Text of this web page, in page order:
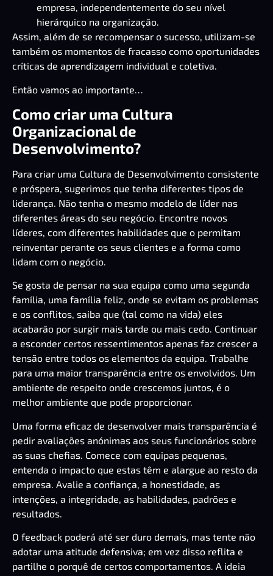
empresa, independentemente do seu nível
hierárquico na organização.
Assim, além de se recompensar o sucesso, utilizam-se
também os momentos de fracasso como oportunidades
críticas de aprendizagem individual e coletiva.
Então vamos ao importante…
Como criar uma Cultura
Organizacional de
Desenvolvimento?
Para criar uma Cultura de Desenvolvimento consistente
e próspera, sugerimos que tenha diferentes tipos de
liderança. Não tenha o mesmo modelo de líder nas
diferentes áreas do seu negócio. Encontre novos
líderes, com diferentes habilidades que o permitam
reinventar perante os seus clientes e a forma como
lidam com o negócio.
Se gosta de pensar na sua equipa como uma segunda
família, uma família feliz, onde se evitam os problemas
e os conflitos, saiba que (tal como na vida) eles
acabarão por surgir mais tarde ou mais cedo. Continuar
a esconder certos ressentimentos apenas faz crescer a
tensão entre todos os elementos da equipa. Trabalhe
para uma maior transparência entre os envolvidos. Um
ambiente de respeito onde crescemos juntos, é o
melhor ambiente que pode proporcionar.
Uma forma eficaz de desenvolver mais transparência é
pedir avaliações anónimas aos seus funcionários sobre
as suas chefias. Comece com equipas pequenas,
entenda o impacto que estas têm e alargue ao resto da
empresa. Avalie a confiança, a honestidade, as
intenções, a integridade, as habilidades, padrões e
resultados.
O feedback poderá até ser duro demais, mas tente não
adotar uma atitude defensiva; em vez disso reflita e
partilhe o porquê de certos comportamentos. A ideia